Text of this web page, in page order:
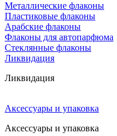
Металлические флаконы
Пластиковые флаконы
Арабские флаконы
Флаконы для автопарфюма
Стеклянные флаконы
Ликвидация
Ликвидация
Аксессуары и упаковка
Аксессуары и упаковка